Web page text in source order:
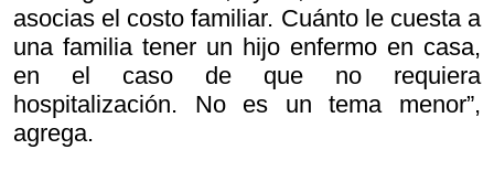
asocias el costo familiar. Cuánto le cuesta a
una familia tener un hijo enfermo en casa,
en el caso de que no requiera
hospitalización. No es un tema menor”,
agrega.